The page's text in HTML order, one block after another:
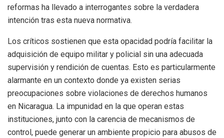
reformas ha llevado a interrogantes sobre la verdadera
intención tras esta nueva normativa.
Los críticos sostienen que esta opacidad podría facilitar la
adquisición de equipo militar y policial sin una adecuada
supervisión y rendición de cuentas. Esto es particularmente
alarmante en un contexto donde ya existen serias
preocupaciones sobre violaciones de derechos humanos
en Nicaragua. La impunidad en la que operan estas
instituciones, junto con la carencia de mecanismos de
control, puede generar un ambiente propicio para abusos de